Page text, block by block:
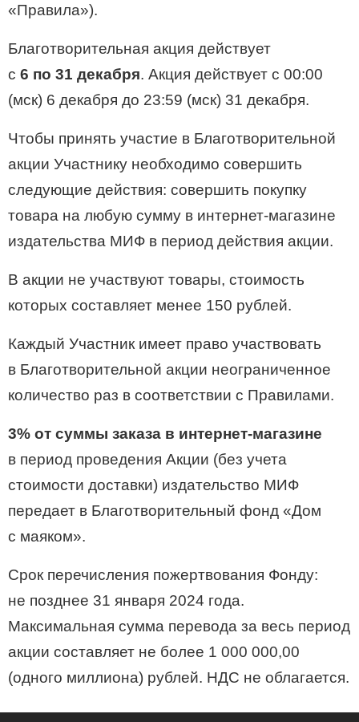
«Правила»).
Благотворительная акция действует
с 6 по 31 декабря. Акция действует с 00:00
(мск) 6 декабря до 23:59 (мск) 31 декабря.
Чтобы принять участие в Благотворительной
акции Участнику необходимо совершить
следующие действия: совершить покупку
товара на любую сумму в интернет-магазине
издательства МИФ в период действия акции.
В акции не участвуют товары, стоимость
которых составляет менее 150 рублей.
Каждый Участник имеет право участвовать
в Благотворительной акции неограниченное
количество раз в соответствии с Правилами.
3% от суммы заказа в интернет-магазине
в период проведения Акции (без учета
стоимости доставки) издательство МИФ
передает в Благотворительный фонд «Дом
с маяком».
Срок перечисления пожертвования Фонду:
не позднее 31 января 2024 года.
Максимальная сумма перевода за весь период
акции составляет не более 1 000 000,00
(одного миллиона) рублей. НДС не облагается.